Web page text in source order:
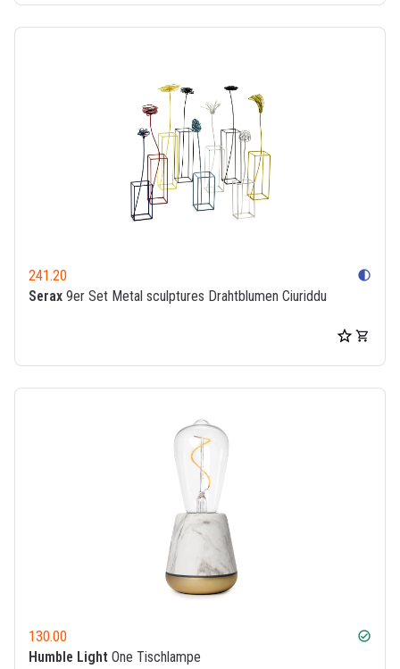
241.20 contrast
Serax 9er Set Metal sculptures Drahtblumen Ciuriddu
130.00 check_circle
Humble Light One Tischlampe